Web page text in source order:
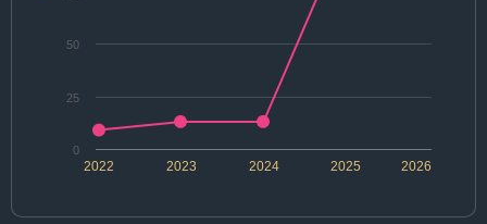
2022 2024 2026
2023 2025
0
25
50